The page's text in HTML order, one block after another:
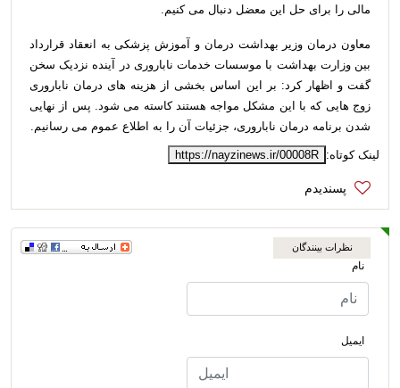
مالی را برای حل این معضل دنبال می کنیم.
معاون درمان وزیر بهداشت درمان و آموزش پزشکی به انعقاد قرارداد
بین وزارت بهداشت با موسسات خدمات ناباروری در آینده نزدیک سخن
گفت و اظهار کرد: بر این اساس بخشی از هزینه های درمان ناباروری
زوج هایی که با این مشکل مواجه هستند کاسته می شود. پس از نهایی
شدن برنامه درمان ناباروری، جزئیات آن را به اطلاع عموم می رسانیم.
لینک کوتاه: https://nayzinews.ir/00008R
نظرات بینندگان
نام
ایمیل